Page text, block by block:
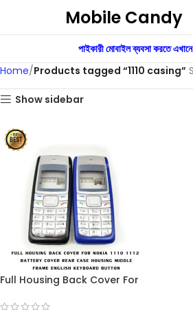
Mobile Candy
পাইকারী মোবাইল ব্যবসা করতে
Home Products tagged “1110 casing”
Show sidebar
Full Housing Back Cover For
Rear Case Housing Middle